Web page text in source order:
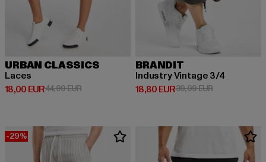
URBAN CLASSICS
Laces
18,00 EUR
Derzeitiger Preis: 18,00 EUR
44,99 EURAktionspreis: 44,99 EUR
BRANDIT
Industry Vintage 3/4
18,80 EUR
Derzeitiger Preis: 18,80 EUR
39,99 EURAktionspreis:
-29%